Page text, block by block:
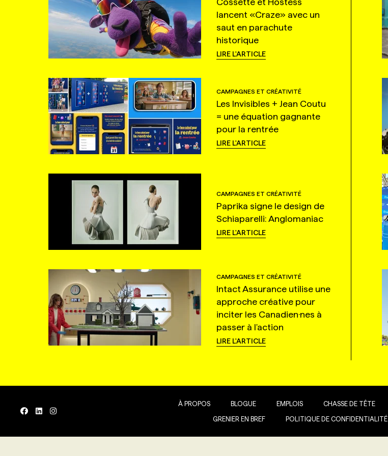
lancent «Craze» avec un
saut en parachute
historique
LIRE L'ARTICLE
CAMPAGNES ET CRÉATIVITÉ
Les Invisibles + Jean Coutu
= une équation gagnante
pour la rentrée
LIRE L'ARTICLE
CAMPAGNES ET CRÉATIVITÉ
Paprika signe le design de
Schiaparelli: Anglomaniac
LIRE L'ARTICLE
CAMPAGNES ET CRÉATIVITÉ
Intact Assurance utilise une
approche créative pour
inciter les Canadien·nes à
passer à l'action
LIRE L'ARTICLE
À PROPOS BLOGUE EMPLOIS CHASSE DE TÊTE
GRENIER EN BREF POLITIQUE DE CONFIDENTIALITÉ